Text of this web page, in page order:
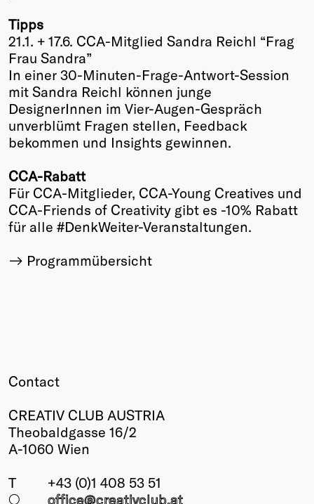
Tipps
21.1. + 17.6. CCA-Mitglied Sandra Reichl “Frag
Frau Sandra”
In einer 30-Minuten-Frage-Antwort-Session
mit Sandra Reichl können junge
DesignerInnen im Vier-Augen-Gespräch
unverblümt Fragen stellen, Feedback
bekommen und Insights gewinnen.
CCA-Rabatt
Für CCA-Mitglieder, CCA-Young Creatives und
CCA-Friends of Creativity gibt es -10% Rabatt
für alle #DenkWeiter-Veranstaltungen.
Programmübersicht
Contact
CREATIV CLUB AUSTRIA
Theobaldgasse 16/2
A-1060 Wien
T
+43 (0)1 408 53 51
○
office@creativclub.at